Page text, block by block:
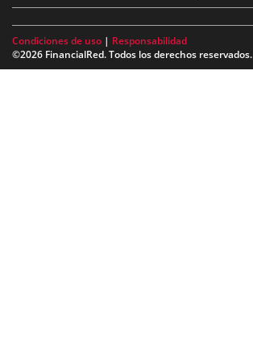
Condiciones de uso | Responsabilidad
©2026 FinancialRed. Todos los derechos reservados.